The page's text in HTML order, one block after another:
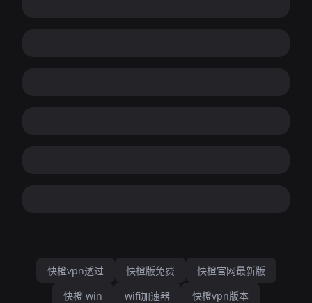
快橙vpn透过 快橙版免费
快橙官网最新版
快橙 win
wifi加速器 快橙vpn版本